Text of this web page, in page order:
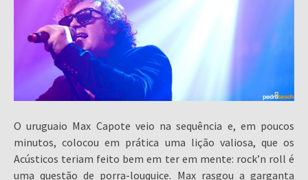
O uruguaio Max Capote veio na sequência e, em poucos
minutos, colocou em prática uma lição valiosa, que os
Acústicos teriam feito bem em ter em mente: rock’n roll é
uma questão de porra-louquice. Max rasgou a garganta